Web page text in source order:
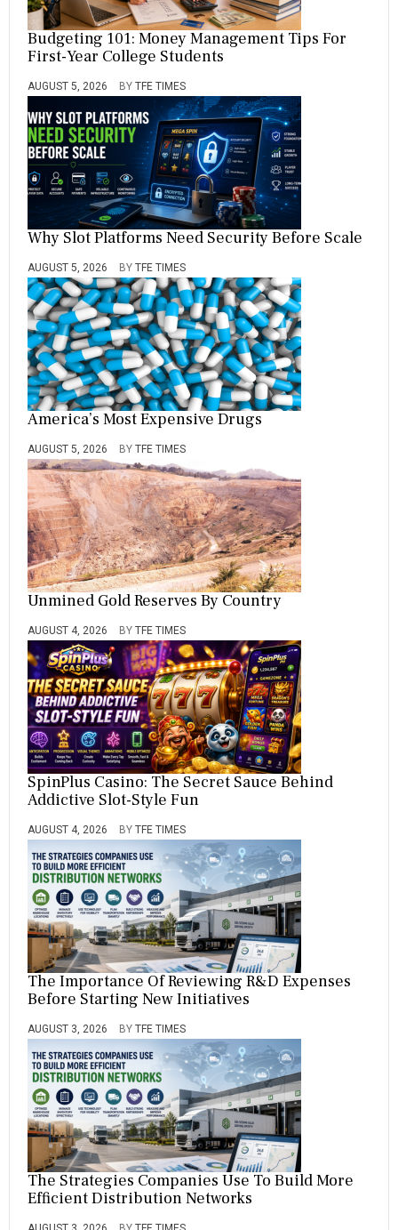
Budgeting 101: Money Management Tips For
First-Year College Students
AUGUST 5, 2026 BY TFE TIMES
Why Slot Platforms Need Security Before Scale
AUGUST 5, 2026 BY TFE TIMES
America’s Most Expensive Drugs
AUGUST 5, 2026 BY TFE TIMES
Unmined Gold Reserves By Country
AUGUST 4, 2026 BY TFE TIMES
SpinPlus Casino: The Secret Sauce Behind
Addictive Slot-Style Fun
AUGUST 4, 2026 BY TFE TIMES
The Importance Of Reviewing R&D Expenses
Before Starting New Initiatives
AUGUST 3, 2026 BY TFE TIMES
The Strategies Companies Use To Build More
Efficient Distribution Networks